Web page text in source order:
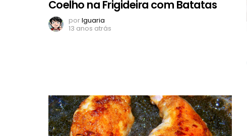
Coelho na Frigideira com Batatas
porIguaria
13 anos atrás